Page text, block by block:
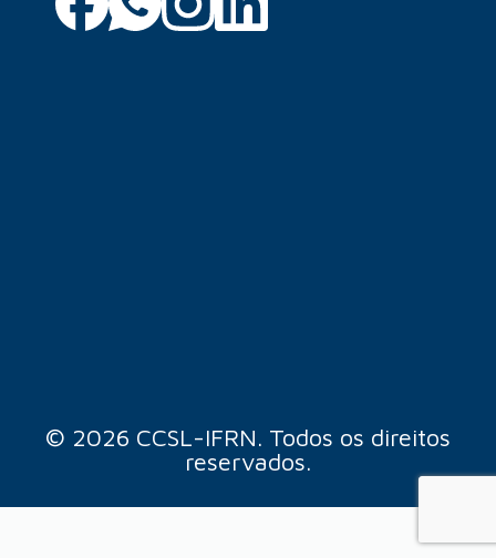
© 2026 CCSL-IFRN. Todos os direitos
reservados.